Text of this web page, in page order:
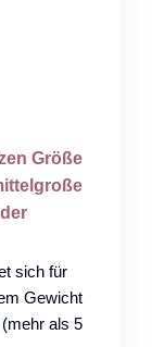
Größe
sich für
Gewicht
als 5